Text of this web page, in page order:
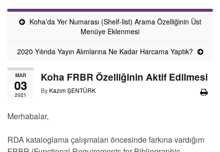
Koha’da Yer Numarası (Shelf-list) Arama Özelliğinin Üst
Menüye Eklenmesi
2020 Yılında Yayın Alımlarına Ne Kadar Harcama Yaptık?
MAR
03
2021
Koha FRBR Özelliğinin Aktif Edilmesi
By Kazım ŞENTÜRK
Merhabalar,
RDA kataloglama çalışmaları öncesinde farkına vardığım